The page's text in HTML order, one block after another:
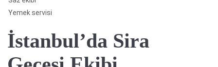
Yemek servisi
İstanbul’da Sira